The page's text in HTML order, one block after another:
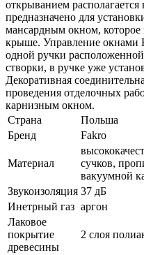
открыванием располагается
предназначено для
мансардным окном, которое
крыше. Управление окнами
одной ручки
створки, в ручке уже
Декоративная
проведения отделочных
карнизным окном.
Страна
Польша
Бренд
Fakro
Материал
сучков,
вакуумной
Звукоизоляция 37 дБ
Инетрный газ аргон
Лаковое
покрытие
древесины
2 слоя